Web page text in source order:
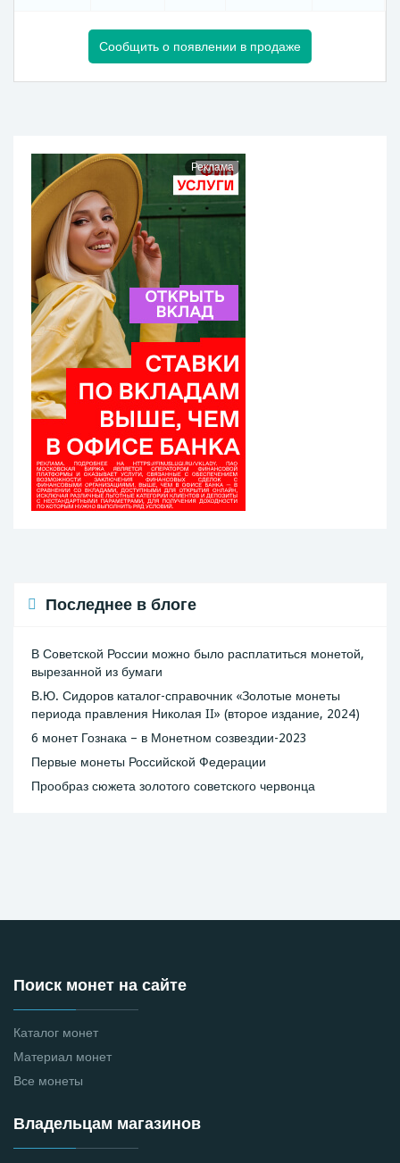
Сообщить о появлении в продаже
Реклама
Последнее в блоге
В Советской России можно было расплатиться монетой,
вырезанной из бумаги
В.Ю. Сидоров каталог-справочник «Золотые монеты
периода правления Николая II» (второе издание, 2024)
6 монет Гознака – в Монетном созвездии-2023
Первые монеты Российской Федерации
Прообраз сюжета золотого советского червонца
Поиск монет на сайте
Каталог монет
Материал монет
Все монеты
Владельцам магазинов